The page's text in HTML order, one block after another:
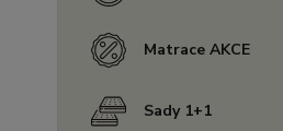
Matrace AKCE
Sady 1+1